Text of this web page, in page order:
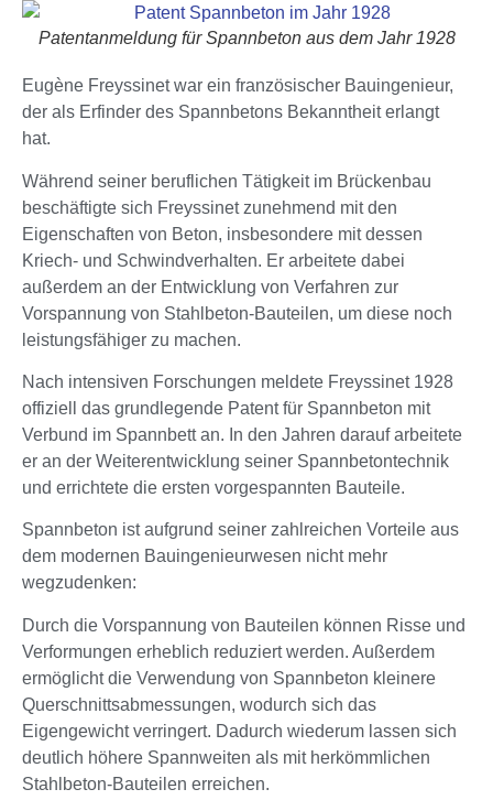
Patentanmeldung für Spannbeton aus dem Jahr 1928
Eugène Freyssinet war ein französischer Bauingenieur,
der als Erfinder des Spannbetons Bekanntheit erlangt
hat.
Während seiner beruflichen Tätigkeit im Brückenbau
beschäftigte sich Freyssinet zunehmend mit den
Eigenschaften von Beton, insbesondere mit dessen
Kriech- und Schwindverhalten. Er arbeitete dabei
außerdem an der Entwicklung von Verfahren zur
Vorspannung von Stahlbeton-Bauteilen, um diese noch
leistungsfähiger zu machen.
Nach intensiven Forschungen meldete Freyssinet 1928
offiziell das grundlegende Patent für Spannbeton mit
Verbund im Spannbett an. In den Jahren darauf arbeitete
er an der Weiterentwicklung seiner Spannbetontechnik
und errichtete die ersten vorgespannten Bauteile.
Spannbeton ist aufgrund seiner zahlreichen Vorteile aus
dem modernen Bauingenieurwesen nicht mehr
wegzudenken:
Durch die Vorspannung von Bauteilen können Risse und
Verformungen erheblich reduziert werden. Außerdem
ermöglicht die Verwendung von Spannbeton kleinere
Querschnittsabmessungen, wodurch sich das
Eigengewicht verringert. Dadurch wiederum lassen sich
deutlich höhere Spannweiten als mit herkömmlichen
Stahlbeton-Bauteilen erreichen.